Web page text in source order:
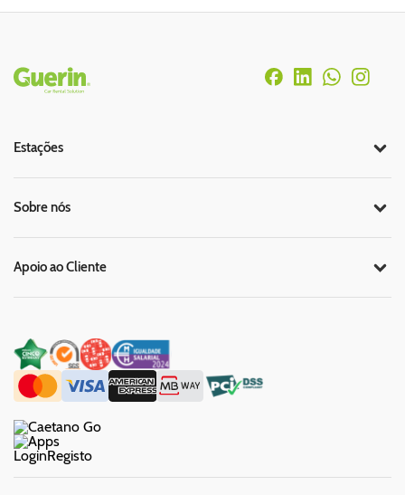
Rodapé
Estações
Sobre nós
Apoio ao Cliente
LoginRegisto